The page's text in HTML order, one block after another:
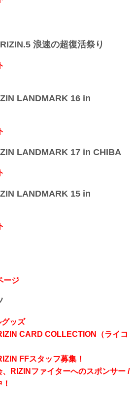
浪速の超復活祭り
LANDMARK 16 in
LANDMARK 17 in CHIBA
LANDMARK 15 in
ージ
ッズ
CARD COLLECTION（ライコ
FFスタッフ募集！
RIZINファイターへのスポンサー /